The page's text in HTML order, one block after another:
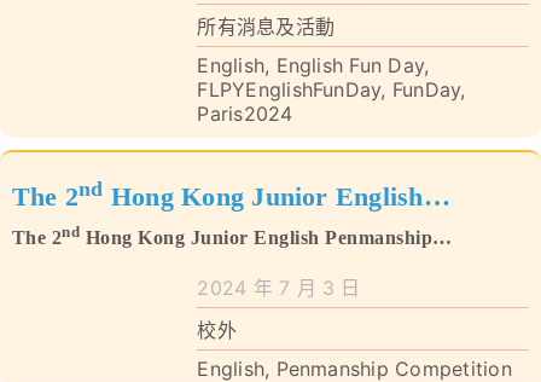
所有消息及活動
English, English Fun Day,
FLPYEnglishFunDay, FunDay,
Paris2024
The 2nd Hong Kong Junior English
Penmanship Competition 2024
The 2nd Hong Kong Junior English Penmanship
2024 年 7 月 3 日
校外
English, Penmanship Competition